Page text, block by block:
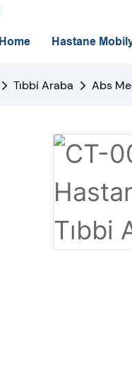
Home Hastane
Tıbbi Araba Abs